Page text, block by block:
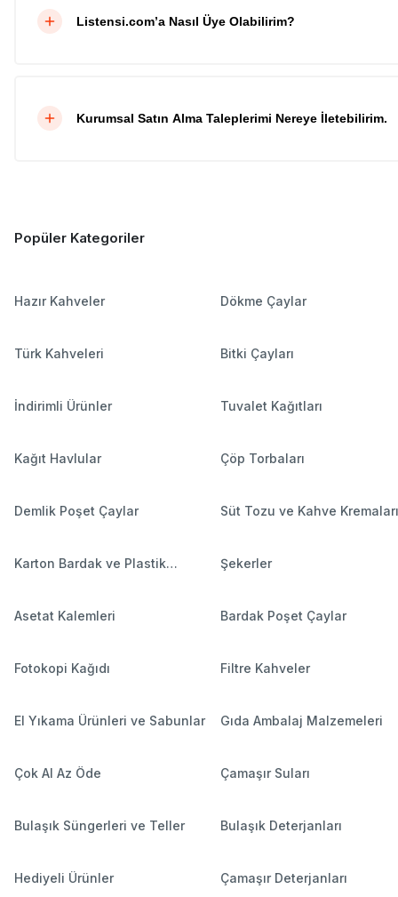
Listensi.com’a Nasıl Üye Olabilirim?
Kurumsal Satın Alma Taleplerimi Nereye İletebilirim.
Popüler Kategoriler
Hazır Kahveler Dökme Çaylar
Türk Kahveleri Bitki Çayları
İndirimli Ürünler Tuvalet Kağıtları
Kağıt Havlular Çöp Torbaları
Demlik Poşet Çaylar Süt Tozu ve Kahve Kremaları
Karton Bardak ve Plastik
Şekerler
Asetat Kalemleri Bardak Poşet Çaylar
Fotokopi Kağıdı Filtre Kahveler
El Yıkama Ürünleri ve Sabunlar Gıda Ambalaj Malzemeleri
Çok Al Az Öde Çamaşır Suları
Bulaşık Süngerleri ve Teller Bulaşık Deterjanları
Hediyeli Ürünler Çamaşır Deterjanları